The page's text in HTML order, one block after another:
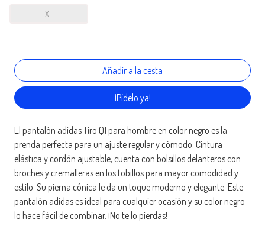
XL
¡Pídelo ya!
El pantalón adidas Tiro Q1 para hombre en color negro es la
prenda perfecta para un ajuste regular y cómodo. Cintura
elástica y cordón ajustable, cuenta con bolsillos delanteros con
broches y cremalleras en los tobillos para mayor comodidad y
estilo. Su pierna cónica le da un toque moderno y elegante. Este
pantalón adidas es ideal para cualquier ocasión y su color negro
lo hace fácil de combinar. ¡No te lo pierdas!